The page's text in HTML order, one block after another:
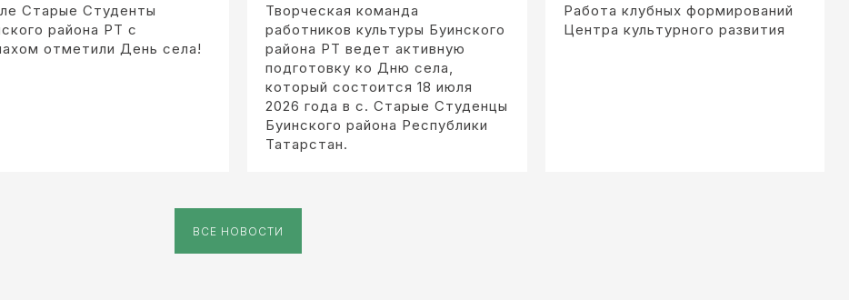
Старые Студенты
района РТ с
отметили День села!
Творческая команда
работников культуры Буинского
района РТ ведет активную
подготовку ко Дню села,
который состоится 18 июля
2026 года в с. Старые Студенцы
Буинского района Республики
Татарстан.
Работа клубных формирований
Центра культурного развития
ВСЕ НОВОСТИ